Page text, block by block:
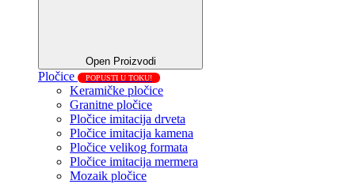
Open Proizvodi
Pločice POPUSTI U TOKU!
Keramičke pločice
Granitne pločice
Pločice imitacija drveta
Pločice imitacija kamena
Pločice velikog formata
Pločice imitacija mermera
Mozaik pločice